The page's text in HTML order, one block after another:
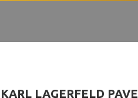
KARL LAGERFELD PAVE